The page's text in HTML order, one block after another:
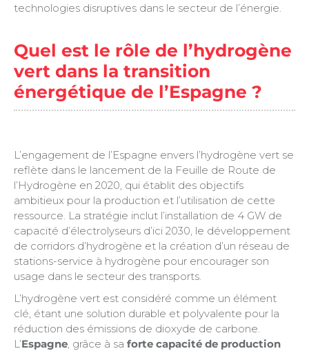
technologies disruptives dans le secteur de l’énergie.
Quel est le rôle de l’hydrogène
vert dans la transition
énergétique de l’Espagne ?
L’engagement de l’Espagne envers l’hydrogène vert se
reflète dans le lancement de la Feuille de Route de
l’Hydrogène en 2020, qui établit des objectifs
ambitieux pour la production et l’utilisation de cette
ressource. La stratégie inclut l’installation de 4 GW de
capacité d’électrolyseurs d’ici 2030, le développement
de corridors d’hydrogène et la création d’un réseau de
stations-service à hydrogène pour encourager son
usage dans le secteur des transports.
L’hydrogène vert est considéré comme un élément
clé, étant une solution durable et polyvalente pour la
réduction des émissions de dioxyde de carbone.
L’Espagne , grâce à sa forte capacité de production